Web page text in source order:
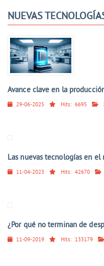
NUEVAS
Avance clave en la
29-06-2025 Hits: 6695
Las nuevas tecnologías en el
11-04-2023 Hits: 42670
¿Por qué no terminan de
11-09-2019 Hits: 133179